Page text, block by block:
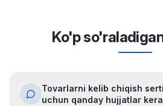
Ko'p
Tovarlarni kelib chiqish
uchun qanday hujjatlar